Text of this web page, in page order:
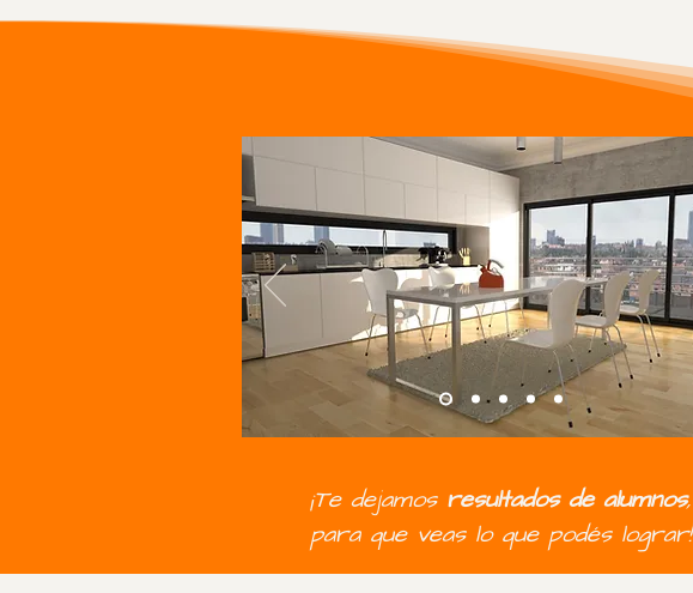
¡Te dejamos resultados de alumnos,
para que veas lo que podés lograr!